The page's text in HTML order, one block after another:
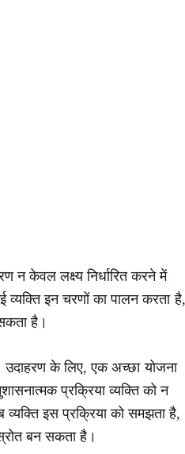
न केवल लक्ष्य निर्धारित करने में
इन चरणों का पालन करता है,
है।
के लिए, एक अच्छा योजना
प्रक्रिया व्यक्ति को न
इस प्रक्रिया को समझता है,
बन सकता है।